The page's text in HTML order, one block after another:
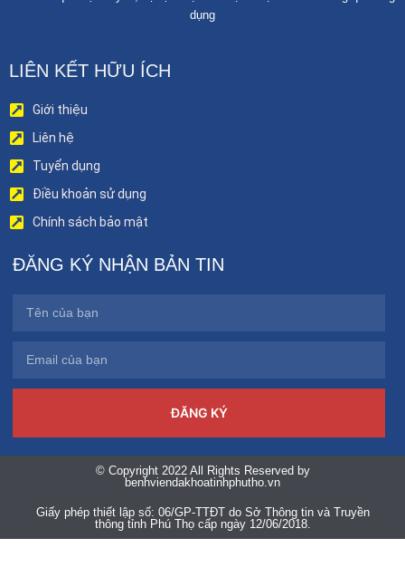
dụng
LIÊN KẾT HỮU ÍCH
Giới thiệu
Liên hệ
Tuyển dụng
Điều khoản sử dụng
Chính sách bảo mật
ĐĂNG KÝ NHẬN BẢN TIN
ĐĂNG KÝ
© Copyright 2022 All Rights Reserved by
benhviendakhoatinhphutho.vn
Giấy phép thiết lập số: 06/GP-TTĐT do Sở Thông tin và Truyền
thông tỉnh Phú Thọ cấp ngày 12/06/2018.